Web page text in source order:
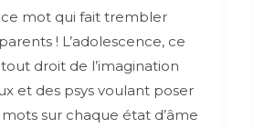
mot qui fait trembler
! L’adolescence, ce
droit de l’imagination
et des psys voulant poser
sur chaque état d’âme